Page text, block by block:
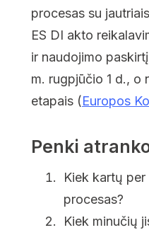
procesas su
ES DI akto
ir naudojimo
m. rugpjūčio 1 d., o
etapais (Europos
Penki
Kiek kartų
procesas?
Kiek minučių